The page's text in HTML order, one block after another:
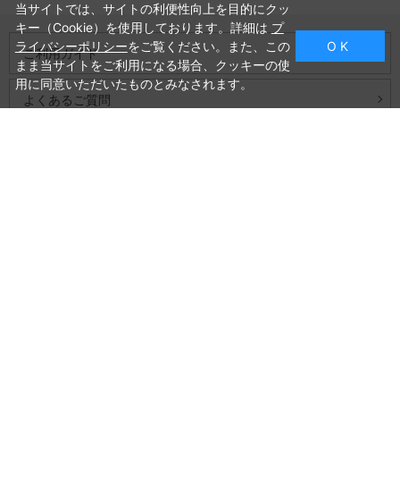
ご利用ガイド
よくあるご質問
当サイトでは、サイトの利便性向上を目的にクッ
キー（Cookie）を使用しております。詳細は プ
ライバシーポリシーをご覧ください。また、この
まま当サイトをご利用になる場合、クッキーの使
用に同意いただいたものとみなされます。
O K